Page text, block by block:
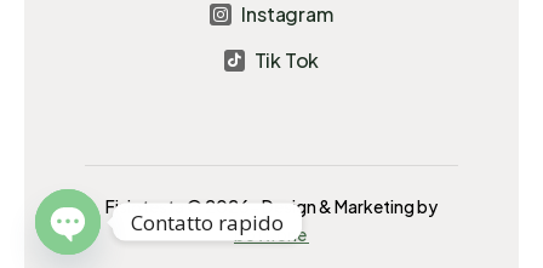
 Instagram
 Tik Tok
Fisiotesta © 2026- Design & Marketing by
bott.one
Contatto rapido
Open